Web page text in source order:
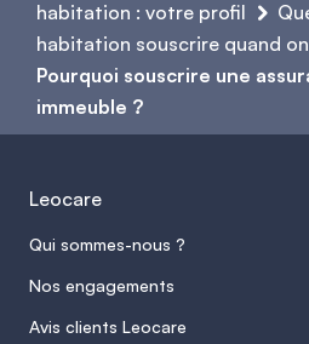
prise en charge prévue par
les dépenses imprévues et
financer seul des travaux
revenus.
choisie. Cette garantie
d’accompagner le
litige avec un locataire, un
tiers. Elle peut couvrir
défense ou de recours
cause, ce qui sécurise la
immeuble locatif au
habitation : votre profil
habitation souscrire quand
Pourquoi souscrire une
immeuble ?
Leocare
Qui sommes-nous ?
Nos engagements
Avis clients Leocare